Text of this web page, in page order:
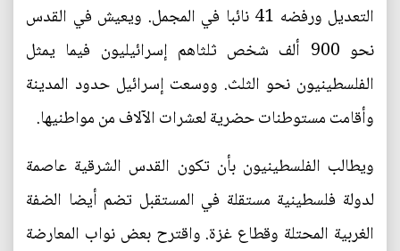
التعديل ورفضه 41 نائبا في المجمل. ويعيش في القدس
نحو 900 ألف شخص ثلثاهم إسرائيليون فيما يمثل
الفلسطينيون نحو الثلث. ووسعت إسرائيل حدود المدينة
وأقامت مستوطنات حضرية لعشرات الآلاف من مواطنيها.
ويطالب الفلسطينيون بأن تكون القدس الشرقية عاصمة
لدولة فلسطينية مستقلة في المستقبل تضم أيضا الضفة
الغربية المحتلة وقطاع غزة. واقترح بعض نواب المعارضة